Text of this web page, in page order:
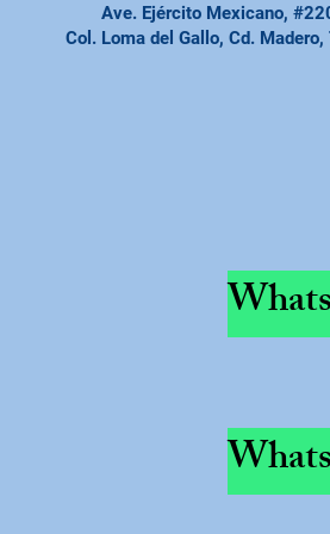
Ave. Ejército Mexicano,
Col. Loma del Gallo, Cd. Madero,